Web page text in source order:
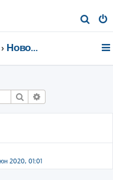
о
Новости портала
Поиск
2020, 01:01